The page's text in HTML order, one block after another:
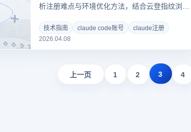
析注册难点与环境优化方法，结合云登指纹浏览
技术指南 claude code账号
claude注册
2026.04.08
上一页 1 2 3 4